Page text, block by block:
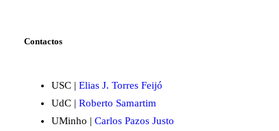
Contactos
USC | Elias J. Torres Feijó
UdC | Roberto Samartim
UMinho | Carlos Pazos Justo